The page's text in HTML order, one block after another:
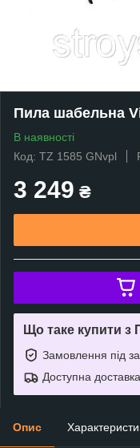
Пила шабельна
В наявності
Код: TZ 1585 GNvpl
3 249 ₴
Що таке купити з
Замовлення під
Доступна доставка
Опис